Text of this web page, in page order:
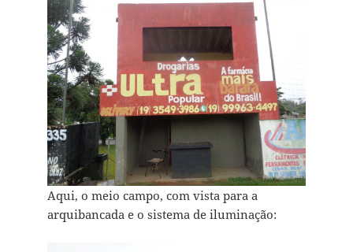
Aqui, o meio campo, com vista para a
arquibancada e o sistema de iluminação: